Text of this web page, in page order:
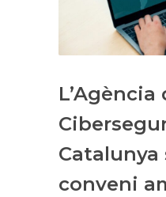
L’Agència
Catalunya
conveni